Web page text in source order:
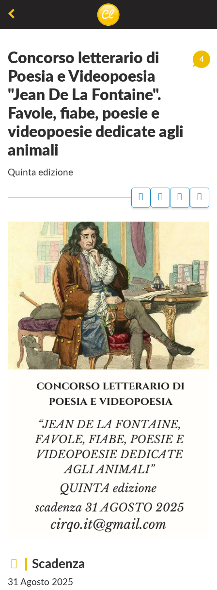
non
permette
camminare,
ma
permette
respirare
4
Concorso letterario di
Poesia e Videopoesia
"Jean De La Fontaine".
Favole, fiabe, poesie e
videopoesie dedicate agli
animali
quinta edizione
Scadenza
31 Agosto 2025